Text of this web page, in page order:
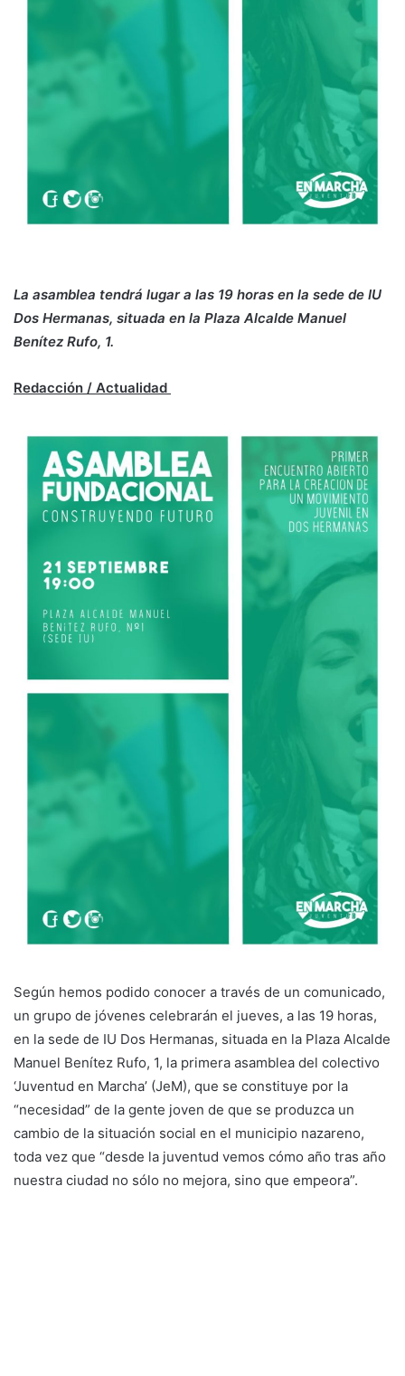
La asamblea tendrá lugar a las 19 horas en la sede de IU
Dos Hermanas, situada en la Plaza Alcalde Manuel
Benítez Rufo, 1.
Redacción / Actualidad
Según hemos podido conocer a través de un comunicado,
un grupo de jóvenes celebrarán el jueves, a las 19 horas,
en la sede de IU Dos Hermanas, situada en la Plaza Alcalde
Manuel Benítez Rufo, 1, la primera asamblea del colectivo
‘Juventud en Marcha’ (JeM), que se constituye por la
“necesidad” de la gente joven de que se produzca un
cambio de la situación social en el municipio nazareno,
toda vez que “desde la juventud vemos cómo año tras año
nuestra ciudad no sólo no mejora, sino que empeora”.